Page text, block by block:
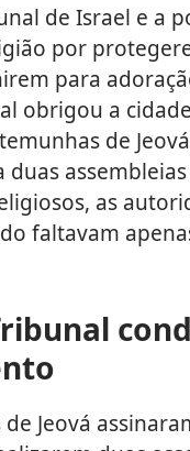
de Israel e a
por
para
obrigou a
de
as
faltavam
de Jeová